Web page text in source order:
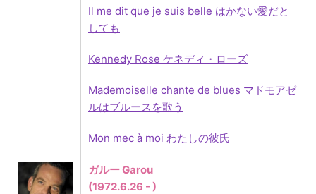
Il me dit que je suis belle はかない愛だと
しても
Kennedy Rose ケネディ・ローズ
Mademoiselle chante de blues マドモアゼ
ルはブルースを歌う
Mon mec à moi わたしの彼氏
ガルー Garou
(1972.6.26 - )